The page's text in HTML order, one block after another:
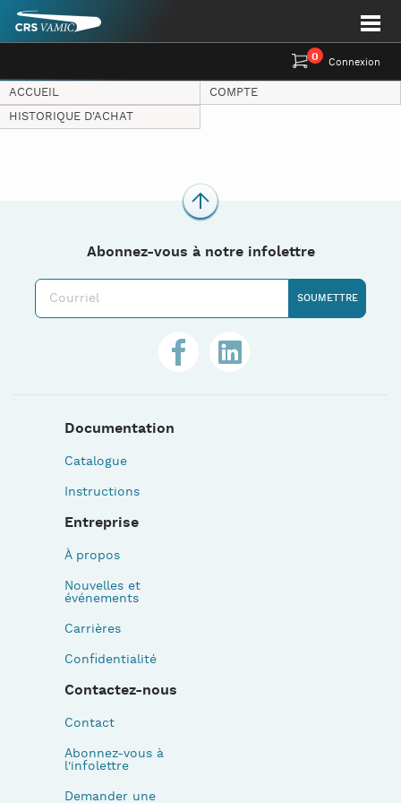
Connexion
0
ACCUEIL
COMPTE
HISTORIQUE D'ACHAT
Abonnez-vous à notre infolettre
Documentation
Catalogue
Instructions
Entreprise
À propos
Nouvelles et
événements
Carrières
Confidentialité
Contactez-nous
Contact
Abonnez-vous à
l'infolettre
Demander une